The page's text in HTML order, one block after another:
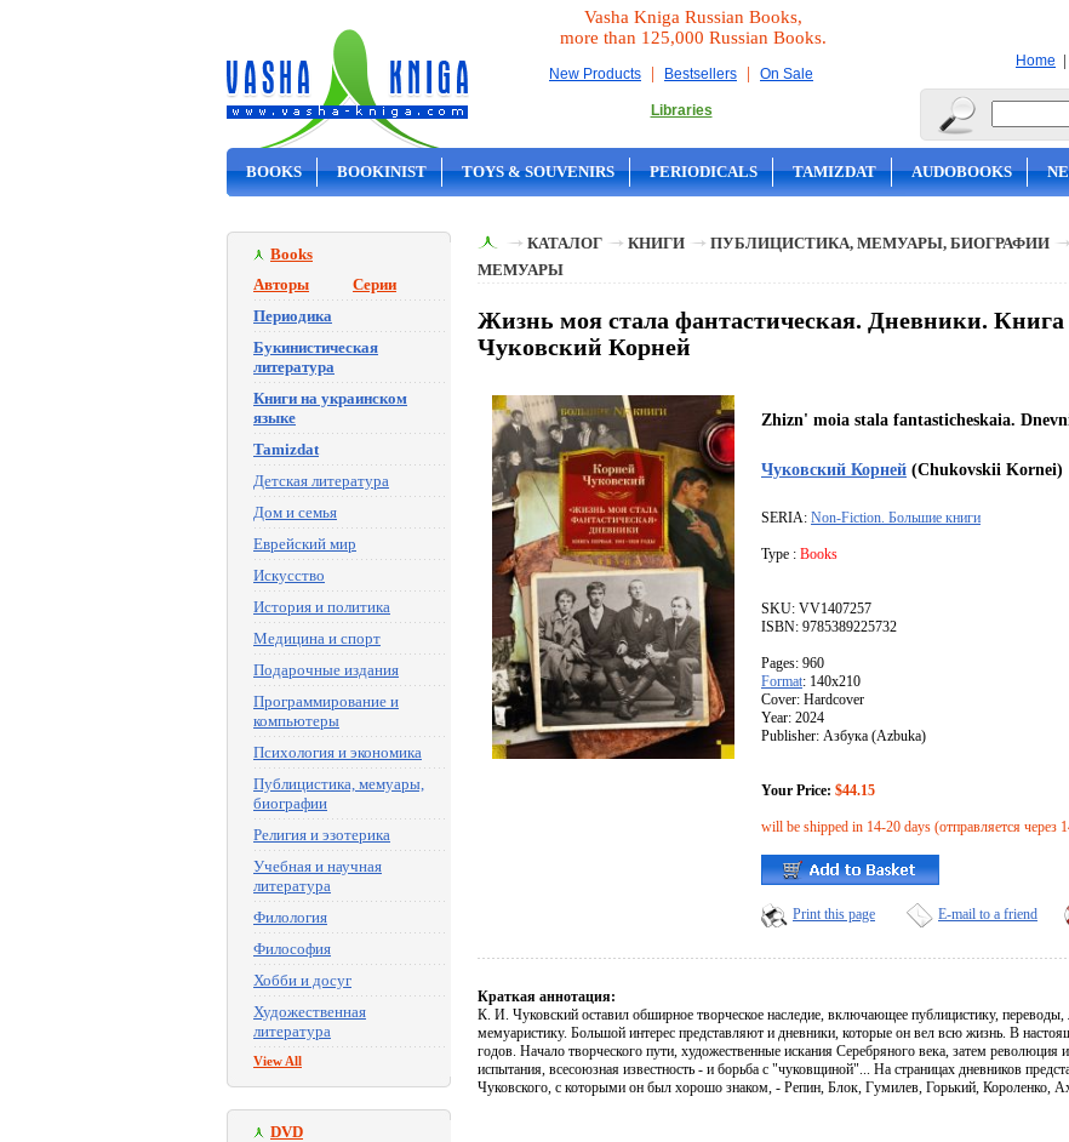
Vasha Kniga Russian Books,
more than 125,000 Russian Books.
New Products | Bestsellers | On Sale
Libraries
Home |
BOOKS BOOKINIST TOYS & SOUVENIRS PERIODICALS TAMIZDAT AUDOBOOKS
Books
Авторы
Серии
Периодика
Букинистическая
литература
Книги на украинском
языке
Tamizdat
Детская литература
Дом и семья
Еврейский мир
Искусство
История и политика
Медицина и спорт
Подарочные издания
Программирование и
компьютеры
Психология и экономика
Публицистика, мемуары,
биографии
Религия и эзотерика
Учебная и научная
литература
Филология
Философия
Хобби и досуг
Художественная
литература
View All
DVD
КАТАЛОГ КНИГИ ПУБЛИЦИСТИКА, МЕМУАРЫ, БИОГРАФИИ
МЕМУАРЫ
Жизнь моя стала фантастическая. Дневники. Книга
Чуковский Корней
Zhizn' moia stala fantasticheskaia.
Чуковский Корней (Chukovskii Kornei)
SERIA: Non-Fiction. Большие книги
Type : Books
SKU: VV1407257
ISBN: 9785389225732
Pages: 960
Format: 140x210
Cover: Hardcover
Year: 2024
Publisher: Азбука (Azbuka)
Your Price: $44.15
will be shipped in 14-20 days (отправляется через
Print this page E-mail to a friend
Краткая аннотация:
К. И. Чуковский оставил обширное творческое наследие, включающее публицистику,
мемуаристику. Большой интерес представляют и дневники, которые он вел всю жизнь. В
годов. Начало творческого пути, художественные искания Серебряного века, затем
испытания, всесоюзная известность - и борьба с "чуковщиной"... На страницах дневников
Чуковского, с которыми он был хорошо знаком, - Репин, Блок, Гумилев, Горький, Короленко,